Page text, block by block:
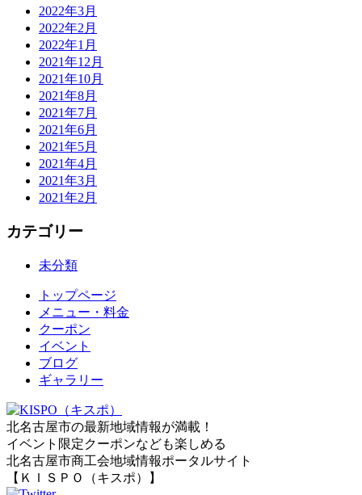
2022年3月
2022年2月
2022年1月
2021年12月
2021年10月
2021年8月
2021年7月
2021年6月
2021年5月
2021年4月
2021年3月
2021年2月
カテゴリー
未分類
トップページ
メニュー・料金
クーポン
イベント
ブログ
ギャラリー
北名古屋市の最新地域情報が満載！
イベント限定クーポンなども楽しめる
北名古屋市商工会地域情報ポータルサイト
【ＫＩＳＰＯ（キスポ）】